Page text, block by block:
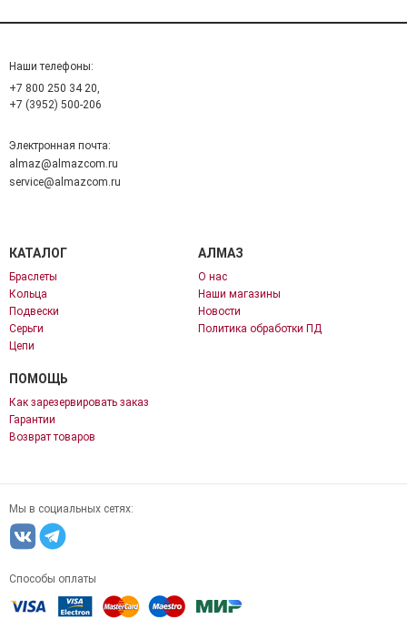
Наши телефоны:
+7 800 250 34 20,
+7 (3952) 500-206
Электронная почта:
almaz@almazcom.ru
service@almazcom.ru
КАТАЛОГ
Браслеты
Кольца
Подвески
Серьги
Цепи
АЛМАЗ
О нас
Наши магазины
Новости
Политика обработки ПД
ПОМОЩЬ
Как зарезервировать заказ
Гарантии
Возврат товаров
Мы в социальных сетях:
Способы оплаты